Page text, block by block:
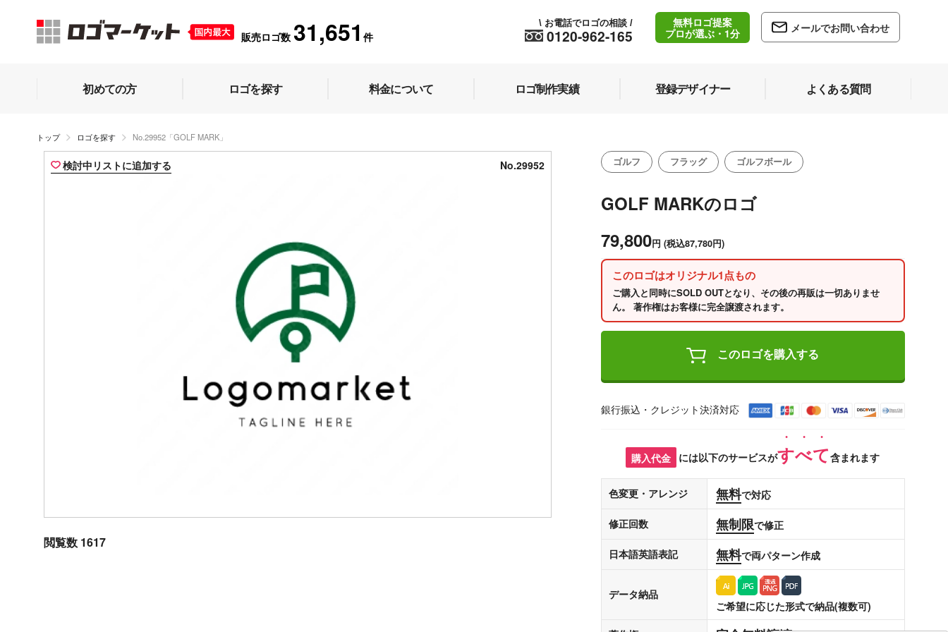
販売ロゴ数 31,651 件 0120-962-165
\ お電話でロゴの相談 /
無料ロゴ提案
プロが選ぶ・1分
メールでお問い合わせ
初めての方 ロゴを探す 料金について ロゴ制作実績 登録デザイナー よくある質問
トップ ロゴを探す No.29952「GOLF MARK」
検討中リストに追加する No.29952
閲覧数 1617
ゴルフ フラッグ ゴルフボール
GOLF MARKのロゴ
79,800円 (税込87,780円)
このロゴはオリジナル1点もの
ご購入と同時にSOLD OUTとなり、その後の再販は一切ありませ
ん。 著作権はお客様に完全譲渡されます。
このロゴを購入する
銀行振込・クレジット決済対応
購入代金 には以下のサービスがすべて含まれます
色変更・アレンジ 無料で対応
修正回数 無制限で修正
日本語英語表記 無料で両パターン作成
データ納品
ご希望に応じた形式で納品(複数可)